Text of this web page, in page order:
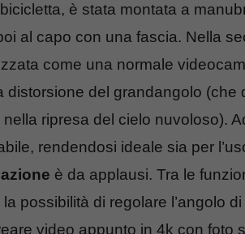
è stata montata a
al capo con una fascia. Nella
come una normale
distorsione del grandangolo (che
ripresa del cielo nuvoloso).
rendendosi ideale sia per
è da applausi. Tra le
possibilità di regolare l’angolo
video appunto in 4k con foto